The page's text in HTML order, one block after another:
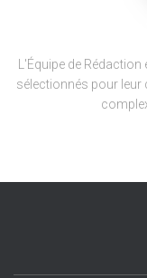
L'Équipe de
sélectionnés pour